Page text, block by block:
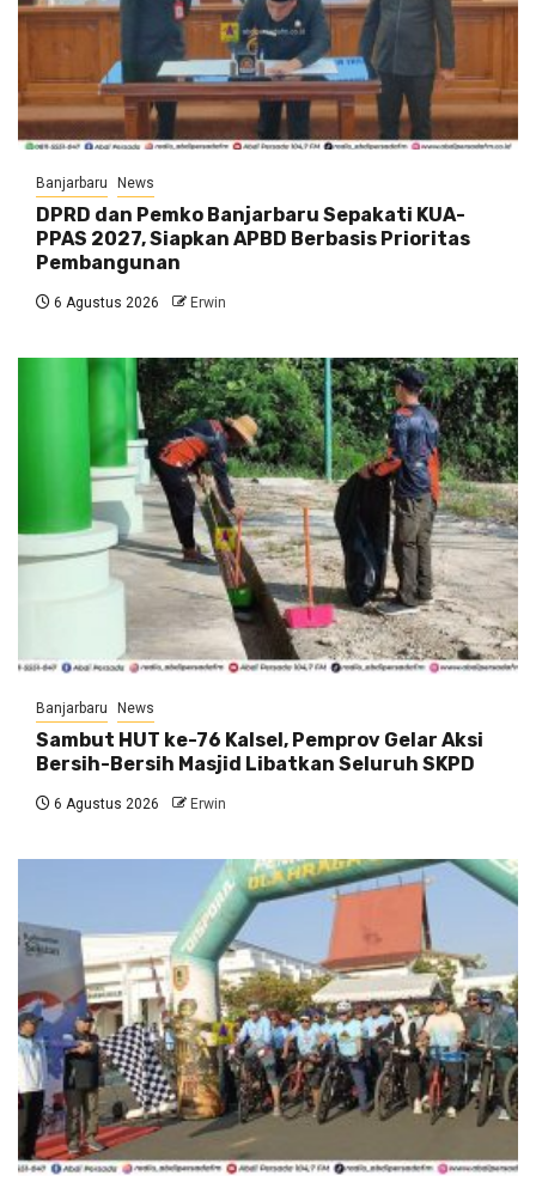
Banjarbaru News
DPRD dan Pemko Banjarbaru Sepakati KUA-
PPAS 2027, Siapkan APBD Berbasis Prioritas
Pembangunan
6 Agustus 2026 Erwin
Banjarbaru News
Sambut HUT ke-76 Kalsel, Pemprov Gelar Aksi
Bersih-Bersih Masjid Libatkan Seluruh SKPD
6 Agustus 2026 Erwin